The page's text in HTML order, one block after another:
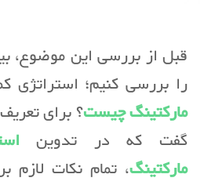
قبل از بررسی این موضوع،
را بررسی کنیم؛ استراتژی
مارکتینگ چیست؟ برای
گفت که در تدوین
مارکتینگ، تمام نکات لازم